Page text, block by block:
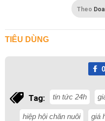
Theo
TIÊU DÙNG
0
Tag: tin tức 24h
hiệp hội chăn nuôi giá